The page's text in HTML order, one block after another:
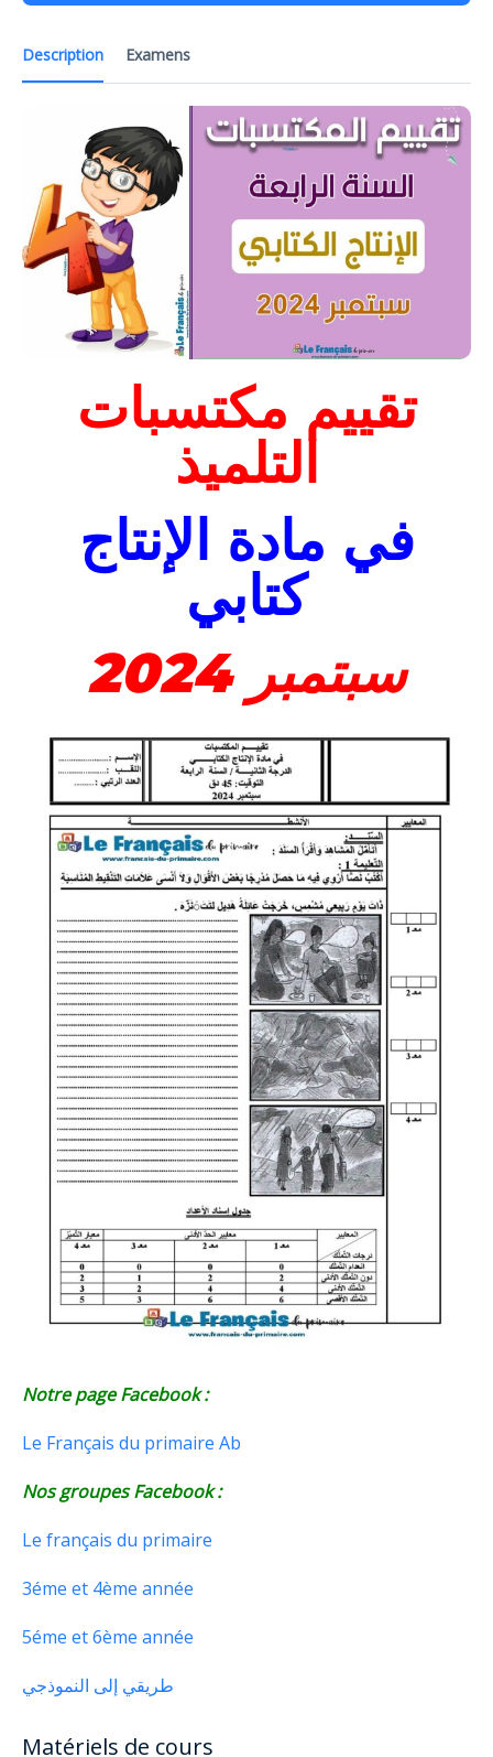
Description Examens
تقييم مكتسبات
التلميذ
في مادة الإنتاج
كتابي
سبتمبر 2024
Notre page Facebook :
Le Français du primaire Ab
Nos groupes Facebook :
Le français du primaire
3éme et 4ème année
5éme et 6ème année
طريقي إلى النموذجي
Matériels de cours